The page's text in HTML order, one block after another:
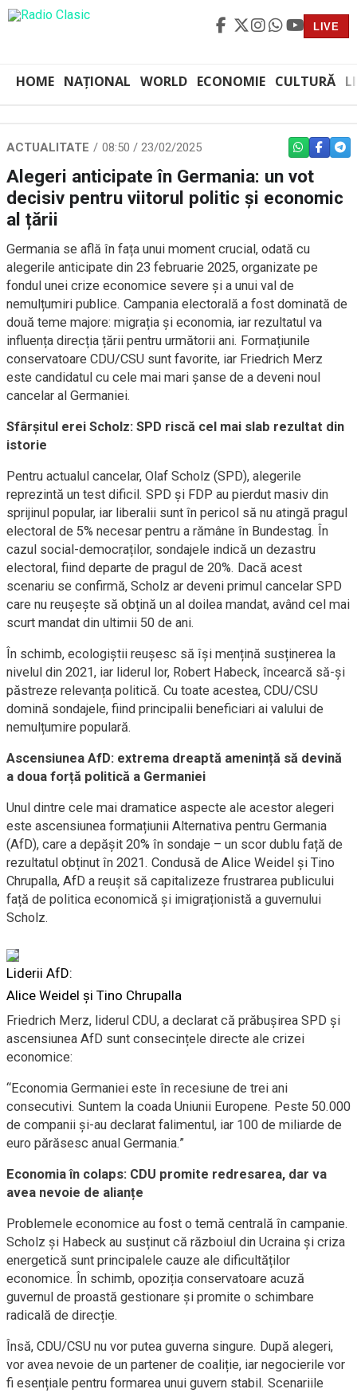
LIVE
HOME NAȚIONAL WORLD ECONOMIE CULTURĂ
ACTUALITATE 08:50 / 23/02/2025 WHATSAPP
Alegeri anticipate în Germania: un vot
decisiv pentru viitorul politic și economic
al țării
Germania se află în fața unui moment crucial, odată cu
alegerile anticipate din 23 februarie 2025, organizate pe
fondul unei crize economice severe și a unui val de
nemulțumiri publice. Campania electorală a fost dominată de
două teme majore: migrația și economia, iar rezultatul va
influența direcția țării pentru următorii ani. Formațiunile
conservatoare CDU/CSU sunt favorite, iar Friedrich Merz
este candidatul cu cele mai mari șanse de a deveni noul
cancelar al Germaniei.
Sfârșitul erei Scholz: SPD riscă cel mai slab rezultat din
istorie
Pentru actualul cancelar, Olaf Scholz (SPD), alegerile
reprezintă un test dificil. SPD și FDP au pierdut masiv din
sprijinul popular, iar liberalii sunt în pericol să nu atingă pragul
electoral de 5% necesar pentru a rămâne în Bundestag. În
cazul social-democraților, sondajele indică un dezastru
electoral, fiind departe de pragul de 20%. Dacă acest
scenariu se confirmă, Scholz ar deveni primul cancelar SPD
care nu reușește să obțină un al doilea mandat, având cel mai
scurt mandat din ultimii 50 de ani.
În schimb, ecologiștii reușesc să își mențină susținerea la
nivelul din 2021, iar liderul lor, Robert Habeck, încearcă să-și
păstreze relevanța politică. Cu toate acestea, CDU/CSU
domină sondajele, fiind principalii beneficiari ai valului de
nemulțumire populară.
Ascensiunea AfD: extrema dreaptă amenință să devină
a doua forță politică a Germaniei
Unul dintre cele mai dramatice aspecte ale acestor alegeri
este ascensiunea formațiunii Alternativa pentru Germania
(AfD), care a depășit 20% în sondaje – un scor dublu față de
rezultatul obținut în 2021. Condusă de Alice Weidel și Tino
Chrupalla, AfD a reușit să capitalizeze frustrarea publicului
față de politica economică și imigraționistă a guvernului
Scholz.
Liderii AfD:
Alice Weidel şi Tino Chrupalla
Friedrich Merz, liderul CDU, a declarat că prăbușirea SPD și
ascensiunea AfD sunt consecințele directe ale crizei
economice:
“Economia Germaniei este în recesiune de trei ani
consecutivi. Suntem la coada Uniunii Europene. Peste 50.000
de companii și-au declarat falimentul, iar 100 de miliarde de
euro părăsesc anual Germania.”
Economia în colaps: CDU promite redresarea, dar va
avea nevoie de alianțe
Problemele economice au fost o temă centrală în campanie.
Scholz și Habeck au susținut că războiul din Ucraina și criza
energetică sunt principalele cauze ale dificultăților
economice. În schimb, opoziția conservatoare acuză
guvernul de proastă gestionare și promite o schimbare
radicală de direcție.
Însă, CDU/CSU nu vor putea guverna singure. După alegeri,
vor avea nevoie de un partener de coaliție, iar negocierile vor
fi esențiale pentru formarea unui guvern stabil. Scenariile